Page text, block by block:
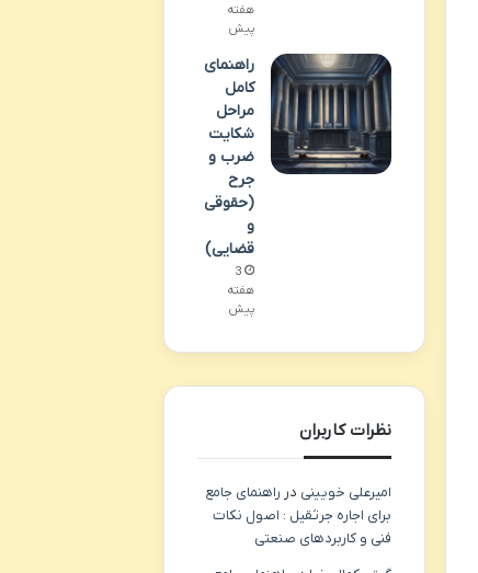
هفته
پیش
راهنمای
کامل
مراحل
شکایت
ضرب و
جرح
(حقوقی
و
قضایی)
3
هفته
پیش
نظرات کاربران
امیرعلی خویینی در راهنمای جامع
برای اجاره جرثقیل : اصول نکات
فنی و کاربردهای صنعتی